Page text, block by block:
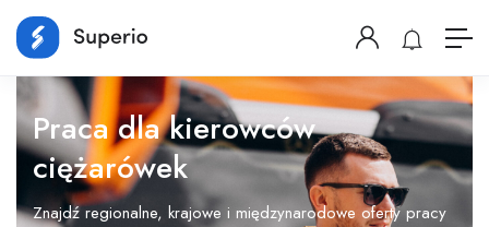
Praca dla kierowców
ciężarówek
Znajdź regionalne, krajowe i międzynarodowe oferty pracy